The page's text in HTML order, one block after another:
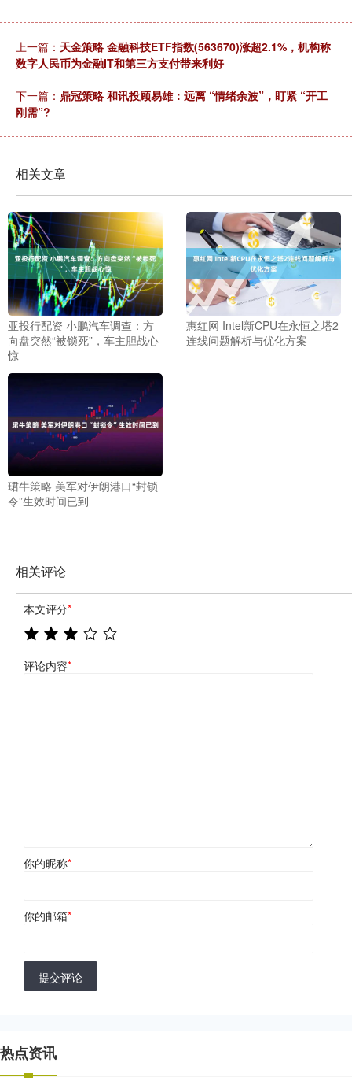
上一篇： 天金策略 金融科技ETF指数(563670)涨超2.1%，机构称
数字人民币为金融IT和第三方支付带来利好
下一篇： 鼎冠策略 和讯投顾易雄：远离 “情绪余波”，盯紧 “开工
刚需”?
相关文章
亚投行配资 小鹏汽车调查：方
向盘突然“被锁死”，车主胆战心
惊
惠红网 Intel新CPU在永恒之塔2
连线问题解析与优化方案
珺牛策略 美军对伊朗港口“封锁
令”生效时间已到
相关评论
本文评分*
评论内容*
你的昵称*
你的邮箱*
提交评论
热点资讯